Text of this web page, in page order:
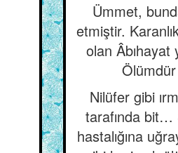
Ümmet,
etmiştir.
olan Âbıhayat
Nilüfer gibi
tarafında bit…
hastalığına